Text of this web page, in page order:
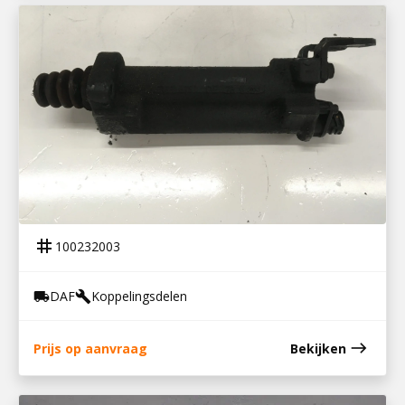
100232003
KOPPELINGSBEKRACHTIGER LF55
tag 100232003
local_shippingDAFbuildKoppelingsdelen
Prijs op aanvraag Bekijken east